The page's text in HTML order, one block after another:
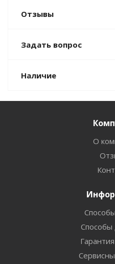
Отзывы
Задать вопрос
Наличие
О
Способы